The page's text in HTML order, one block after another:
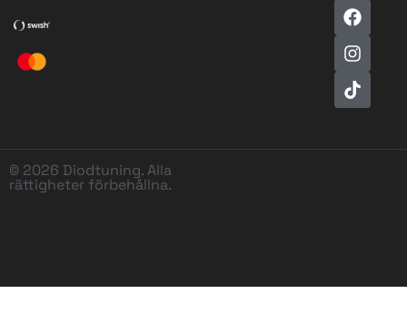
© 2026 Diodtuning. Alla
rättigheter förbehållna.